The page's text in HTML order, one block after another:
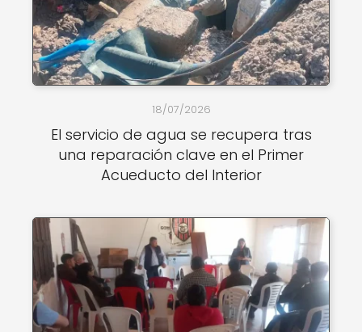
18/07/2026
El servicio de agua se recupera tras
una reparación clave en el Primer
Acueducto del Interior